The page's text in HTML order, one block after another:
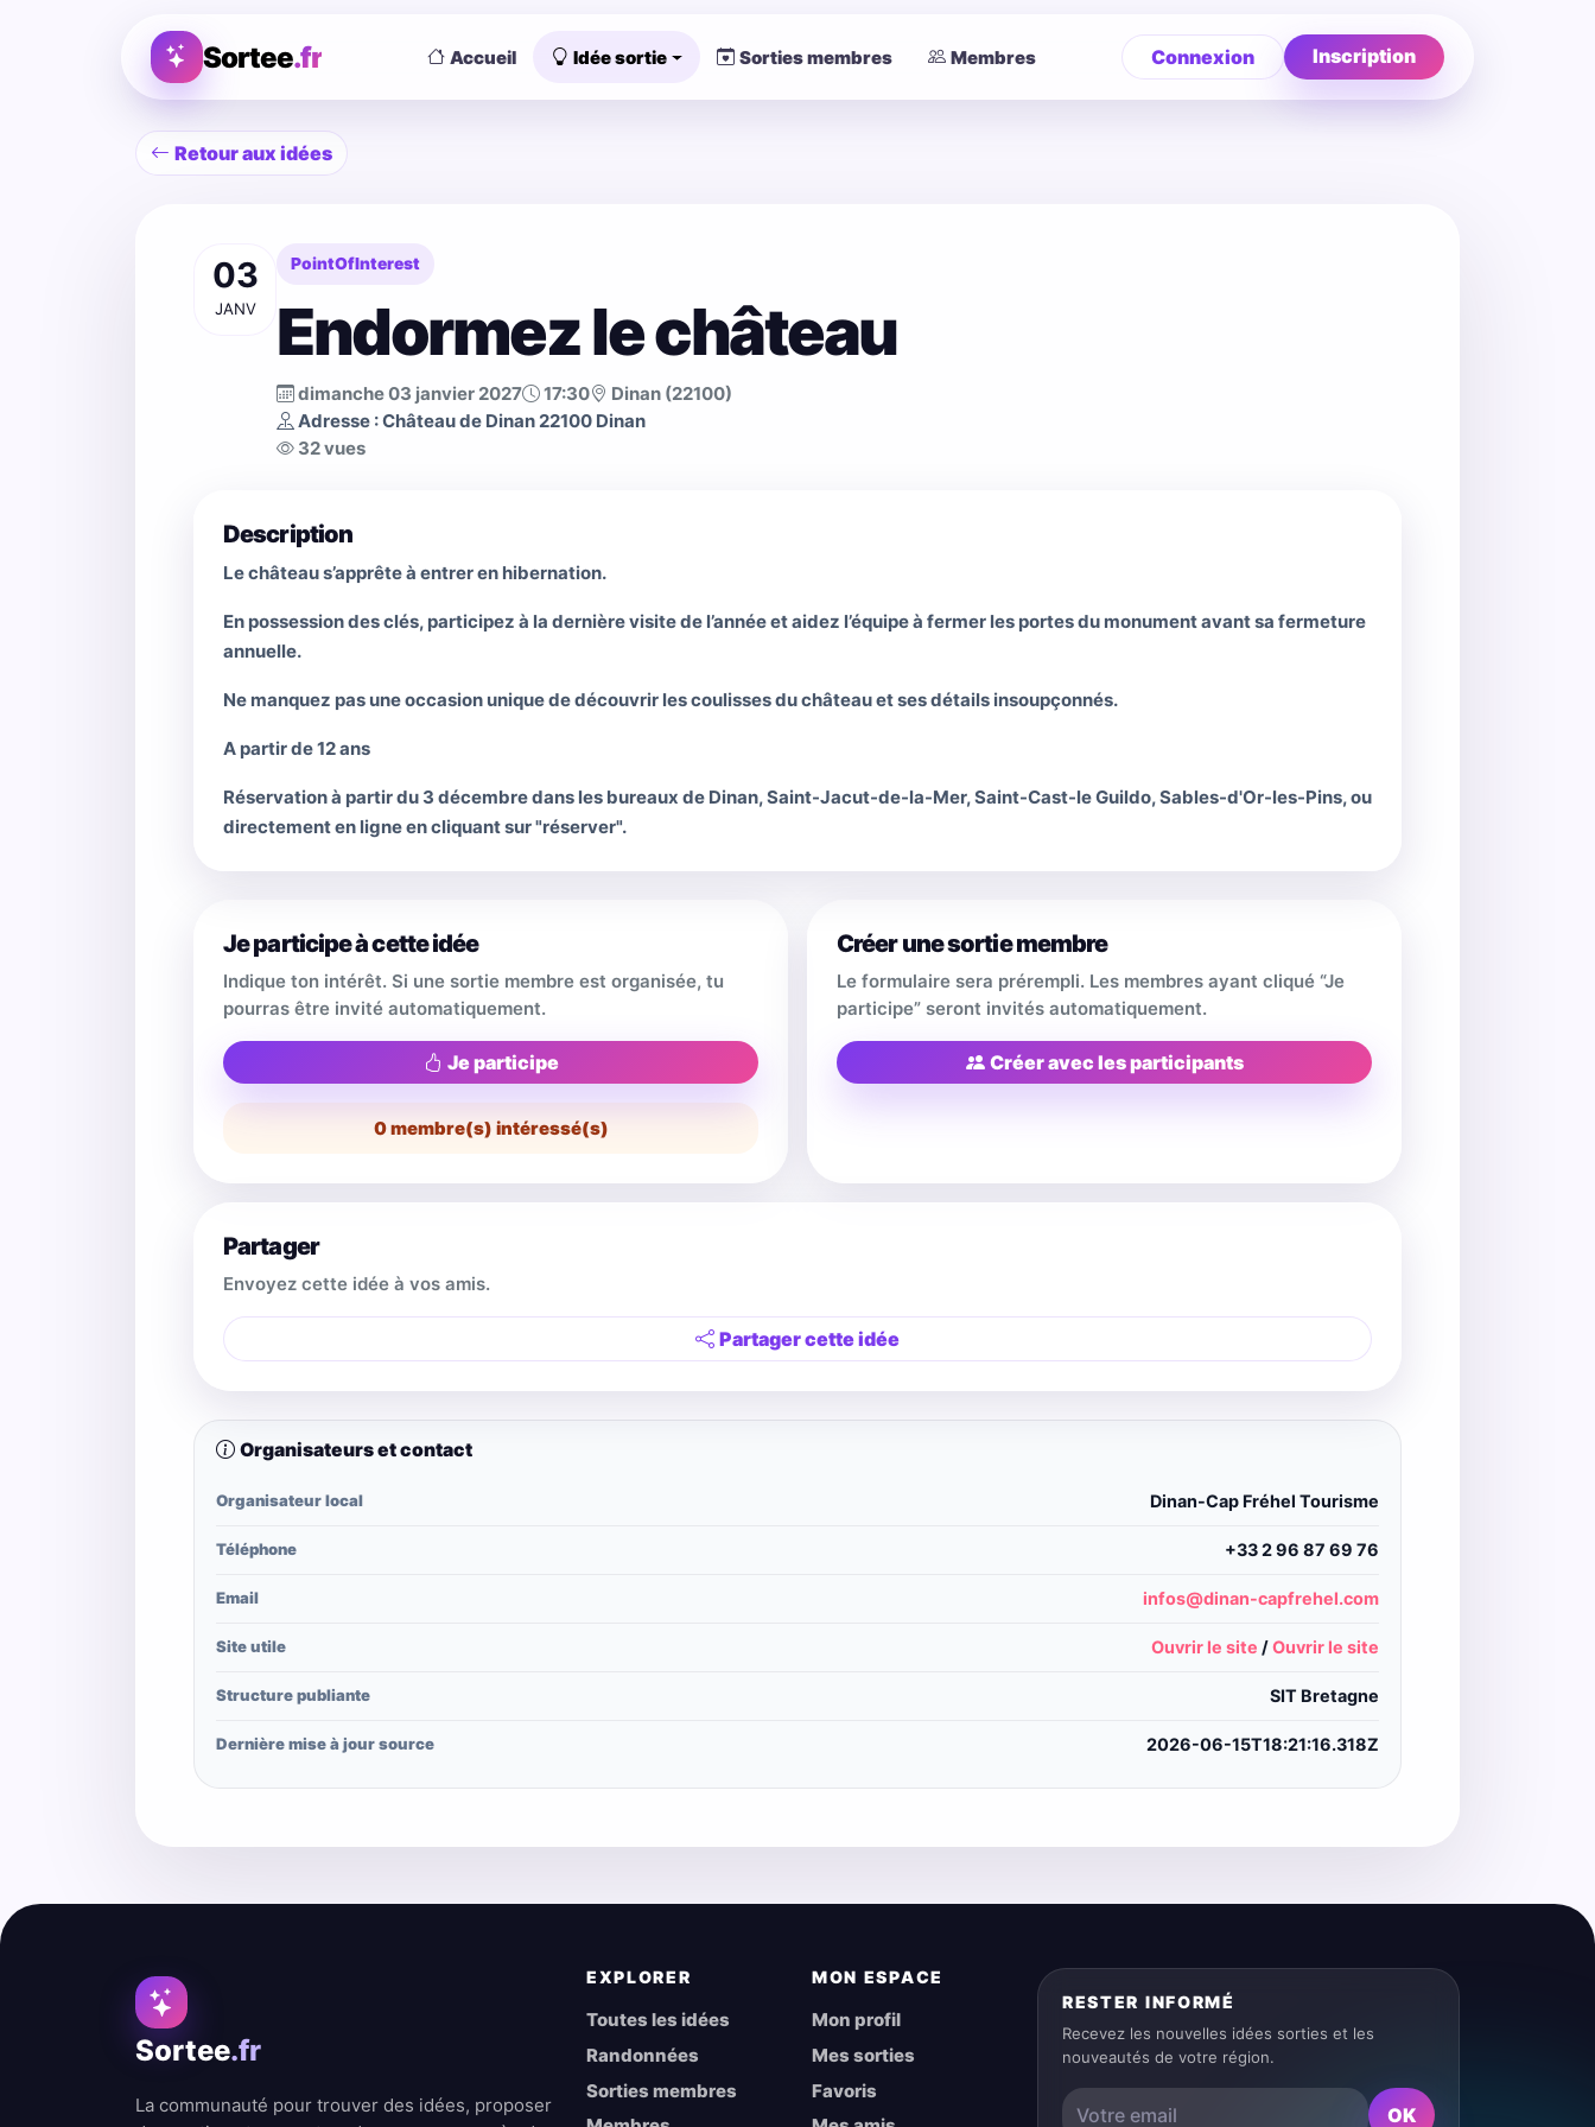
Sortee.fr Connexion Inscription
Accueil Idée sortie Sorties membres Membres
Retour aux idées
03
JANV
PointOfInterest
Endormez le château
dimanche 03 janvier 2027 17:30
Dinan (22100)
Adresse : Château de Dinan 22100 Dinan
32 vues
Description
Le château s’apprête à entrer en hibernation.
En possession des clés, participez à la dernière visite de l’année et aidez l’équipe à fermer les portes du monument avant sa fermeture
annuelle.
Ne manquez pas une occasion unique de découvrir les coulisses du château et ses détails insoupçonnés.
A partir de 12 ans
Réservation à partir du 3 décembre dans les bureaux de Dinan, Saint-Jacut-de-la-Mer, Saint-Cast-le Guildo, Sables-d'Or-les-Pins, ou
directement en ligne en cliquant sur "réserver".
Je participe à cette idée
Indique ton intérêt. Si une sortie membre est organisée, tu
pourras être invité automatiquement.
Je participe
0membre(s) intéressé(s)
Créer une sortie membre
Le formulaire sera prérempli. Les membres ayant cliqué “Je
participe” seront invités automatiquement.
Créer avec les participants
Partager
Envoyez cette idée à vos amis.
Partager cette idée
Organisateurs et contact
Organisateur local Dinan-Cap Fréhel Tourisme
Téléphone +33 2 96 87 69 76
Email infos@dinan-capfrehel.com
Site utile Ouvrir le site /Ouvrir le site
Structure publiante SIT Bretagne
Dernière mise à jour source 2026-06-15T18:21:16.318Z
Sortee.fr
La communauté pour trouver des idées, proposer
EXPLORER
Toutes les idées
Randonnées
Sorties membres
MON ESPACE
Mon profil
Mes sorties
Favoris
RESTER INFORMÉ
Recevez les nouvelles idées sorties et les
nouveautés de votre région.
OK